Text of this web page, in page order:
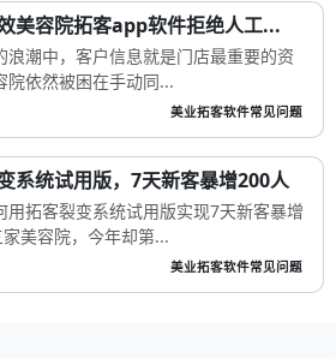
美容院拓客app软件拒绝人工...
潮中，客户信息就是门店最重要的资
院依然被困在手动同...
美业拓客软件常见问题
系统试用版，7天新客暴增200人
用拓客裂变系统试用版实现7天新客暴增
美容院，今年却第...
美业拓客软件常见问题